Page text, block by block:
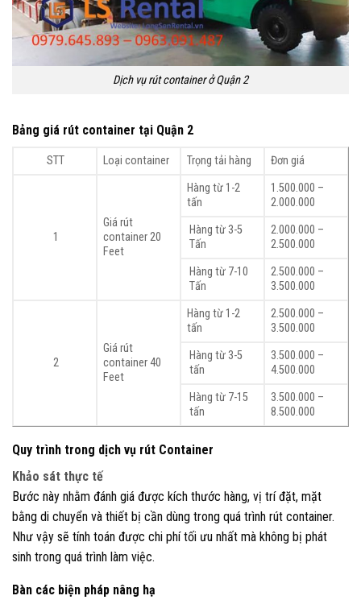
Dịch vụ rút container ở Quận 2
Bảng giá rút container tại Quận 2
STT Loại container Trọng tải hàng Đơn giá
1
Giá rút
container 20
Feet
Hàng từ 1-2
tấn
1.500.000 –
2.000.000
Hàng từ 3-5
Tấn
2.000.000 –
2.500.000
Hàng từ 7-10
Tấn
2.500.000 –
3.500.000
2
Giá rút
container 40
Feet
Hàng từ 1-2
tấn
2.500.000 –
3.500.000
Hàng từ 3-5
tấn
3.500.000 –
4.500.000
Hàng từ 7-15
tấn
3.500.000 –
8.500.000
Quy trình trong dịch vụ rút Container
Khảo sát thực tế
Bước này nhằm đánh giá được kích thước hàng, vị trí đặt, mặt
bằng di chuyển và thiết bị cần dùng trong quá trình rút container.
Như vậy sẽ tính toán được chi phí tối ưu nhất mà không bị phát
sinh trong quá trình làm việc.
Bàn các biện pháp nâng hạ